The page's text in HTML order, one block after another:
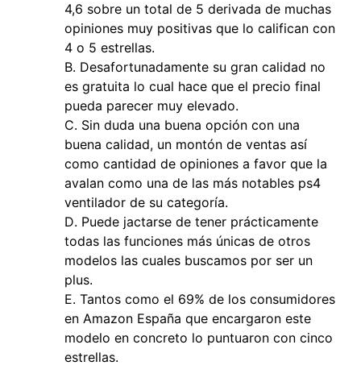
4,6 sobre un total de 5 derivada de muchas
opiniones muy positivas que lo califican con
4 o 5 estrellas.
Desafortunadamente su gran calidad no
es gratuita lo cual hace que el precio final
pueda parecer muy elevado.
Sin duda una buena opción con una
buena calidad, un montón de ventas así
como cantidad de opiniones a favor que la
avalan como una de las más notables ps4
ventilador de su categoría.
Puede jactarse de tener prácticamente
todas las funciones más únicas de otros
modelos las cuales buscamos por ser un
plus.
Tantos como el 69% de los consumidores
en Amazon España que encargaron este
modelo en concreto lo puntuaron con cinco
estrellas.